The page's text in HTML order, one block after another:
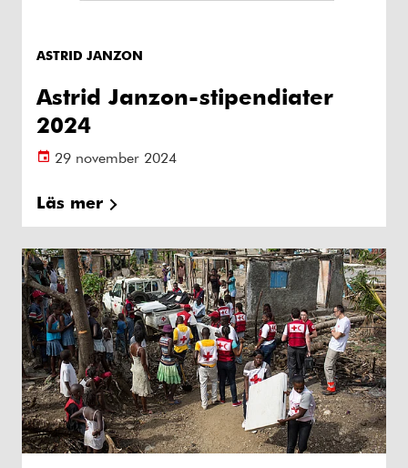
ASTRID JANZON
Astrid Janzon-stipendiater
2024
29 november 2024
Läs mer